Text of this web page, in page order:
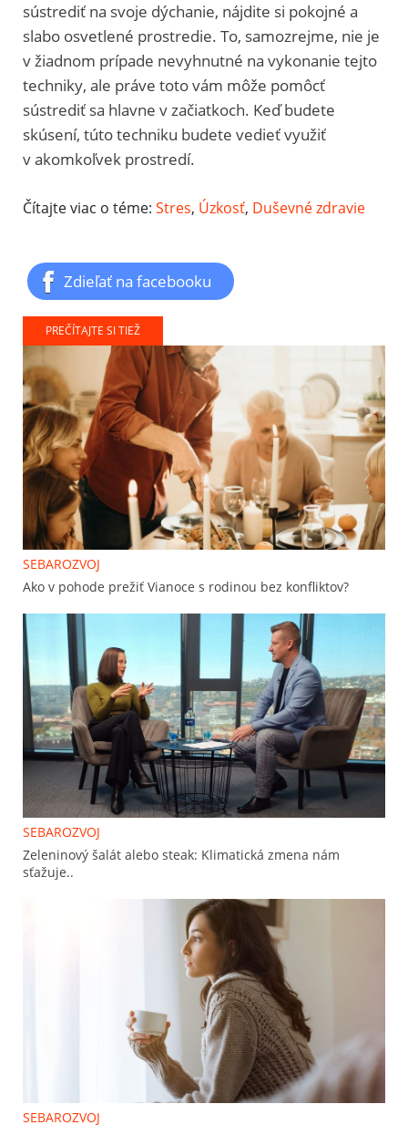
sústrediť na svoje dýchanie, nájdite si pokojné a
slabo osvetlené prostredie. To, samozrejme, nie je
v žiadnom prípade nevyhnutné na vykonanie tejto
techniky, ale práve toto vám môže pomôcť
sústrediť sa hlavne v začiatkoch. Keď budete
skúsení, túto techniku budete vedieť využiť
v akomkoľvek prostredí.
Čítajte viac o téme: Stres, Úzkosť, Duševné zdravie
Zdieľať na facebooku
PREČÍTAJTE SI TIEŽ
SEBAROZVOJ
Ako v pohode prežiť Vianoce s rodinou bez konfliktov?
SEBAROZVOJ
Zeleninový šalát alebo steak: Klimatická zmena nám
sťažuje..
SEBAROZVOJ